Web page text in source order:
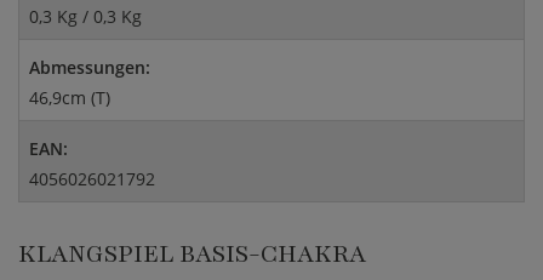
0,3 Kg / 0,3 Kg
Abmessungen:
46,9cm (T)
EAN:
4056026021792
KLANGSPIEL BASIS-CHAKRA